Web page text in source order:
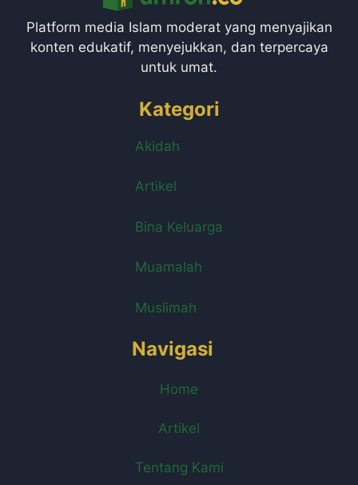
Platform media Islam moderat yang menyajikan
konten edukatif, menyejukkan, dan terpercaya
untuk umat.
Kategori
Akidah
Artikel
Bina Keluarga
Muamalah
Muslimah
Navigasi
Home
Artikel
Tentang Kami